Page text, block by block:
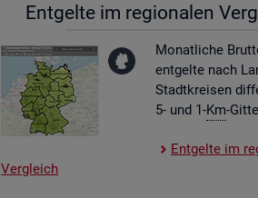
Ent­gel­te im re­gio­na­len
Mo­nat­li­che
ent­gel­te nach
Stadt­krei­sen
5- und 1-Km-
Ent­gel­te im
Ver­gleich